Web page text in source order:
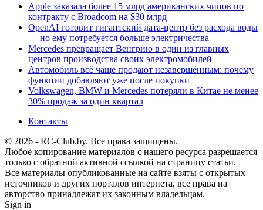
Apple заказала более 15 млрд американских чипов по
контракту с Broadcom на $30 млрд
OpenAI готовит гигантский дата-центр без расхода воды
— но ему потребуется больше электричества
Mercedes превращает Венгрию в один из главных
центров производства своих электромобилей
Автомобиль всё чаще продают незавершённым: почему
функции добавляют уже после покупки
Volkswagen, BMW и Mercedes потеряли в Китае не менее
30% продаж за один квартал
Контакты
© 2026 - RC-Club.by. Все права защищены.
Любое копирование материалов с нашего ресурса разрешается
только с обратной активной ссылкой на страницу статьи.
Все материалы опубликованные на сайте взяты с открытых
источников и других порталов интернета, все права на
авторство принадлежат их законным владельцам.
Sign in